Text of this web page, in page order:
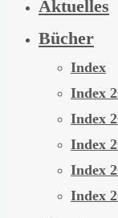
nach:
Aktuelles
Bücher
Index
Index
Index
Index
Index
Index